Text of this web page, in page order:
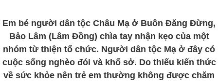
Em bé người dân tộc Châu Mạ ở Buôn Đăng Đừng,
Bảo Lâm (Lâm Đồng) chìa tay nhận kẹo của một
nhóm từ thiện tổ chức. Người dân tộc Mạ ở đây có
cuộc sống nghèo đói và khổ sở. Do thiếu kiến thức
về sức khỏe nên trẻ em thường không được chăm